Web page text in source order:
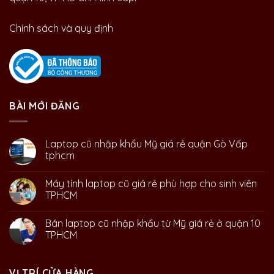
Chính sách và quy định
BÀI MỚI ĐĂNG
Laptop cũ nhập khẩu Mỹ giá rẻ quận Gò Vấp
tphcm
Máy tính laptop cũ giá rẻ phù hợp cho sinh viên
TPHCM
Bán laptop cũ nhập khẩu từ Mỹ giá rẻ ở quận 10
TPHCM